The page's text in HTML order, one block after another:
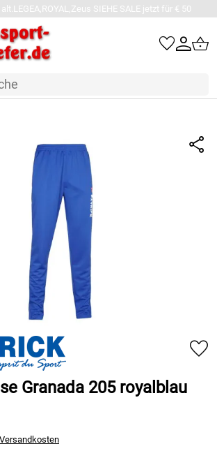
SIEHE SALE jetzt für € 50
Granada 205 royalblau
Versandkosten